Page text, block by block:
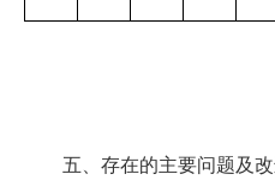
五、存在的主要问题及